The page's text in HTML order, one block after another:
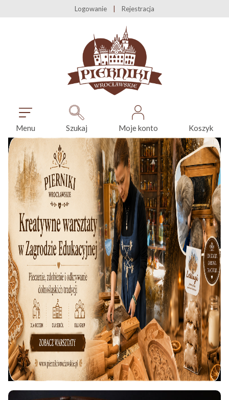
Logowanie Rejestracja
Menu Szukaj Moje konto Koszyk